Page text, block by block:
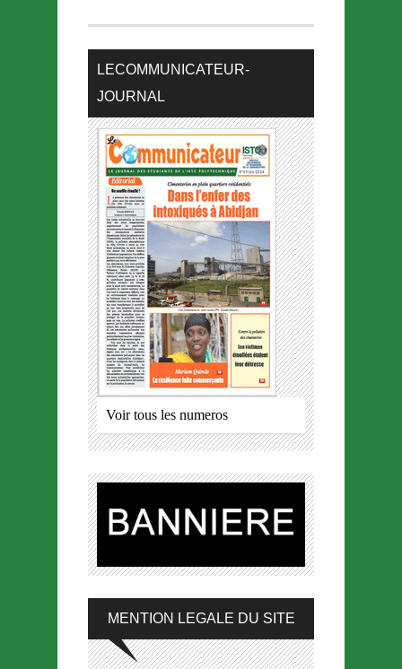
LECOMMUNICATEUR-
JOURNAL
Voir tous les numeros
MENTION LEGALE DU SITE